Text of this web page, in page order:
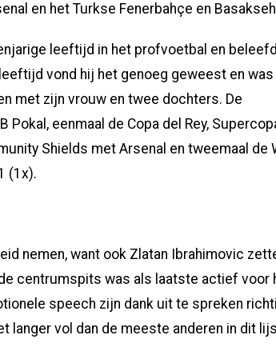
en het Turkse Fenerbahçe en
leeftijd in het profvoetbal en
vond hij het genoeg geweest en
met zijn vrouw en twee dochters. De
eenmaal de Copa del Rey,
Shields met Arsenal en tweemaal de
(1x).
nemen, want ook Zlatan Ibrahimovic
centrumspits was als laatste actief voor
speech zijn dank uit te spreken
langer vol dan de meeste anderen in dit